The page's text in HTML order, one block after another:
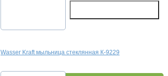
Wasser Kraft мыльница стеклянная К-9229